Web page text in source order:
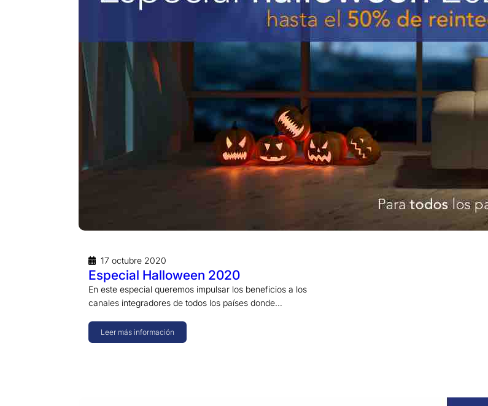
17 octubre 2020
Especial Halloween 2020
En este especial queremos impulsar los beneficios a los
canales integradores de todos los países donde…
Leer más información